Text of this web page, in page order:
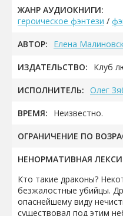
ЖАНР АУДИОКНИГИ:
героическое фэнтези /
АВТОР: Елена
ИЗДАТЕЛЬСТВО: Клуб
ИСПОЛНИТЕЛЬ: Олег
ВРЕМЯ: Неизвестно.
ОГРАНИЧЕНИЕ ПО
НЕНОРМАТИВНАЯ
Кто такие драконы?
безжалостные убийцы.
опаснейшему виду
существовал под этим